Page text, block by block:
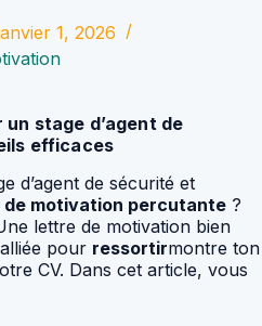
1, 2026
stage d’agent de
efficaces
d’agent de sécurité et
motivation percutante ?
lettre de motivation bien
pour ressortirmontre ton
CV. Dans cet article, vous